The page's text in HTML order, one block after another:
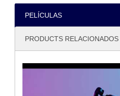
PELÍCULAS
PRODUCTS RELACIONADOS